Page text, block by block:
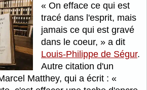
On efface ce qui est
tracé dans l'esprit, mais
jamais ce qui est gravé
dans le coeur,
a dit
Louis-Philippe de Ségur.
Autre citation d'un
Matthey, qui a écrit :